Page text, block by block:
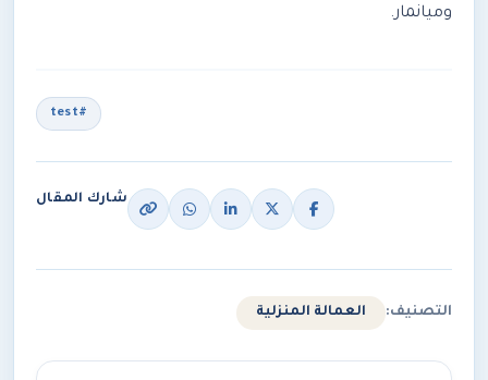
وميانمار.
#test
شارك المقال
التصنيف: العمالة المنزلية